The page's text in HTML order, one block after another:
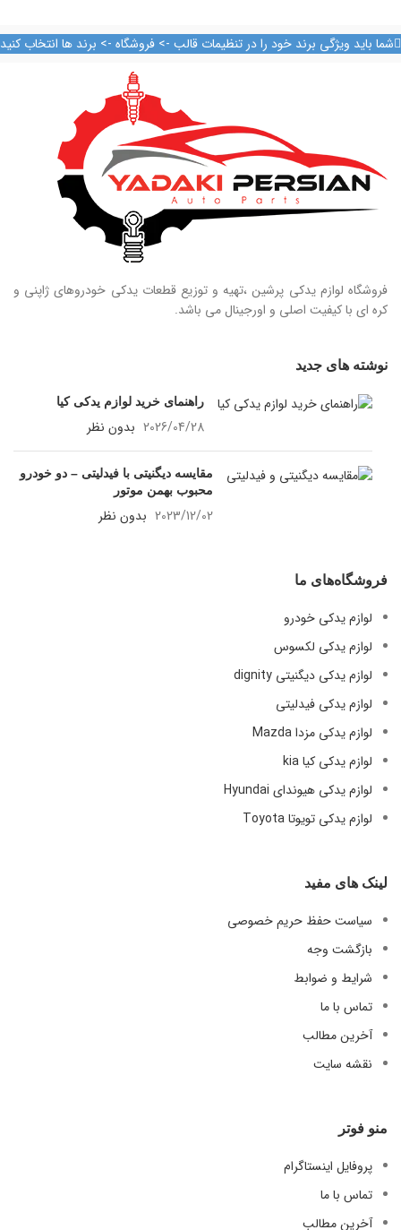
09128884461
09128884461
09128884461
09124847876
شما باید ویژگی برند خود را در تنظیمات قالب -> فروشگاه -> برند ها انتخاب کنید
فروشگاه لوازم یدکی پرشین ،تهیه و توزیع قطعات یدکی خودروهای ژاپنی و
کره ای با کیفیت اصلی و اورجینال می باشد.
نوشته های جدید
راهنمای خرید لوازم یدکی کیا
2026/04/28 بدون نظر
مقایسه دیگنیتی با فیدلیتی – دو خودرو
محبوب بهمن موتور
2023/12/02 بدون نظر
فروشگاه‌های ما
لوازم یدکی خودرو
لوازم یدکی لکسوس
لوازم یدکی دیگنیتی dignity
لوازم یدکی فیدلیتی
لوازم یدکی مزدا Mazda
لوازم یدکی کیا kia
لوازم یدکی هیوندای Hyundai
لوازم یدکی تویوتا Toyota
لینک های مفید
سیاست حفظ حریم خصوصی
بازگشت وجه
شرایط و ضوابط
تماس با ما
آخرین مطالب
نقشه سایت
منو فوتر
پروفایل اینستاگرام
تماس با ما
آخرین مطالب